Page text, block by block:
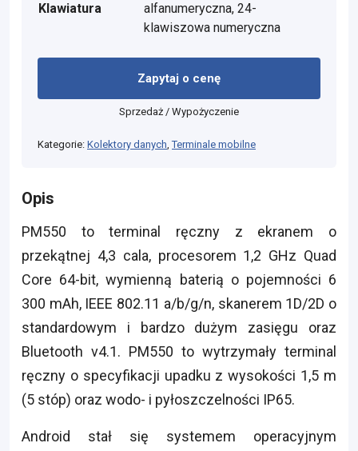
Klawiatura
alfanumeryczna, 24-
klawiszowa numeryczna
Zapytaj o cenę
Sprzedaż / Wypożyczenie
Kategorie: Kolektory danych,Terminale mobilne
Opis
PM550 to terminal ręczny z ekranem o
przekątnej 4,3 cala, procesorem 1,2 GHz Quad
Core 64-bit, wymienną baterią o pojemności 6
300 mAh, IEEE 802.11 a/b/g/n, skanerem 1D/2D o
standardowym i bardzo dużym zasięgu oraz
Bluetooth v4.1. PM550 to wytrzymały terminal
ręczny o specyfikacji upadku z wysokości 1,5 m
(5 stóp) oraz wodo- i pyłoszczelności IP65.
Android stał się systemem operacyjnym